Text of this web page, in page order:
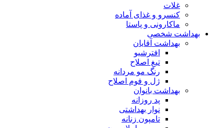
غلات
کنسرو و غذای آماده
ماکارونی و پاستا
بهداشت شخصی
بهداشت آقایان
افترشیو
تیغ اصلاح
رنگ مو مردانه
ژل و فوم اصلاح
بهداشت بانوان
پد روزانه
نوار بهداشتی
تامپون زنانه